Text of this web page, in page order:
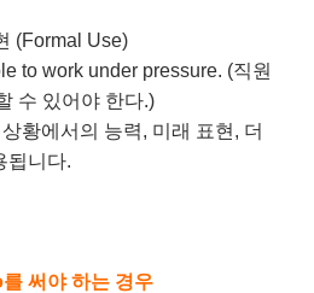
(Formal Use)
to work under pressure. (직원
수 있어야 한다.)
황에서의 능력, 미래 표현, 더
됩니다.
써야 하는 경우